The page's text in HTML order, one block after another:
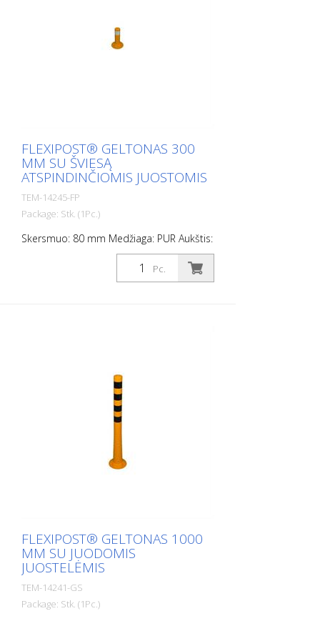
FLEXIPOST® GELTONAS 300
MM SU ŠVIESĄ
ATSPINDINČIOMIS JUOSTOMIS
TEM-14245-FP
Package: Stk. (1Pc.)
Skersmuo: 80 mm Medžiaga: PUR Aukštis:
300 mm Svoris: 0,69 kg spalva: geltona 1
šviesą atspindinti juostelė (be tvirtinimo
medžiagos) Flexipost® yra savaime
Pc.
FLEXIPOST® GELTONAS 1000
MM SU JUODOMIS
JUOSTELĖMIS
TEM-14241-GS
Package: Stk. (1Pc.)